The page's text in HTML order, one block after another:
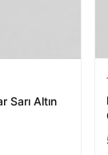
Sarı Altın